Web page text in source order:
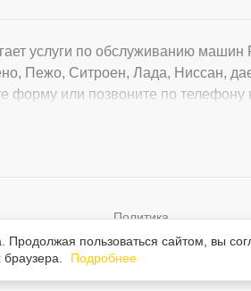
услуги по обслуживанию машин
Пежо, Ситроен, Лада, Ниссан,
форму или позвоните по телефону
ссылка
Политика
персональных
данных
пользоваться сайтом, вы
Подробнее